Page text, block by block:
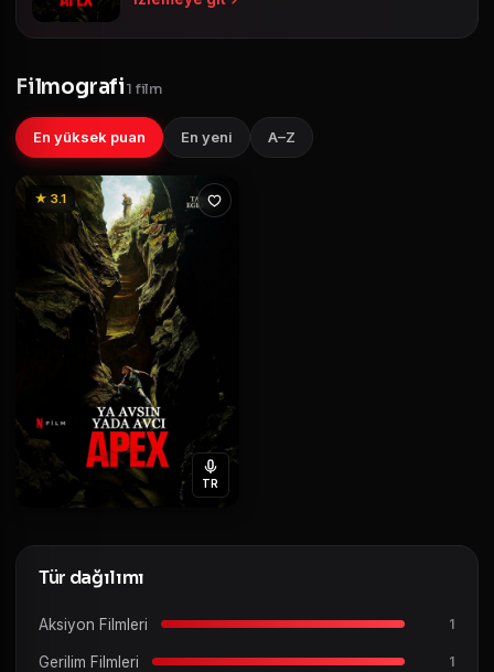
Filmografi1 film
En yüksek puan En yeni A–Z
★ 3.1
TR
Tür dağılımı
Aksiyon Filmleri 1
Gerilim Filmleri 1